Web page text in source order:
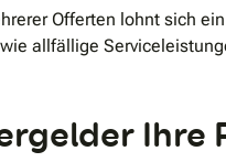
Offerten lohnt sich
allfällige